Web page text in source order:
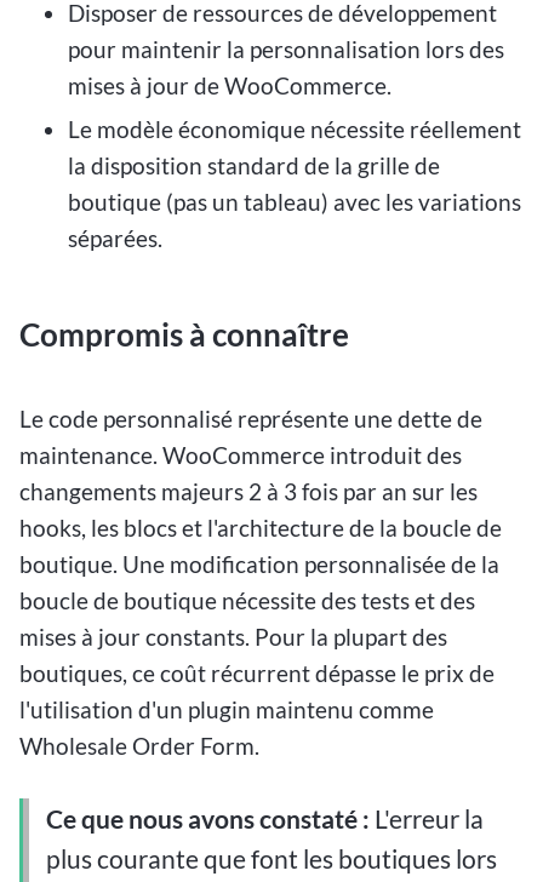
Disposer de ressources de développement
pour maintenir la personnalisation lors des
mises à jour de WooCommerce.
Le modèle économique nécessite réellement
la disposition standard de la grille de
boutique (pas un tableau) avec les variations
séparées.
Compromis à connaître
Le code personnalisé représente une dette de
maintenance. WooCommerce introduit des
changements majeurs 2 à 3 fois par an sur les
hooks, les blocs et l'architecture de la boucle de
boutique. Une modification personnalisée de la
boucle de boutique nécessite des tests et des
mises à jour constants. Pour la plupart des
boutiques, ce coût récurrent dépasse le prix de
l'utilisation d'un plugin maintenu comme
Wholesale Order Form.
Ce que nous avons constaté : L'erreur la
plus courante que font les boutiques lors